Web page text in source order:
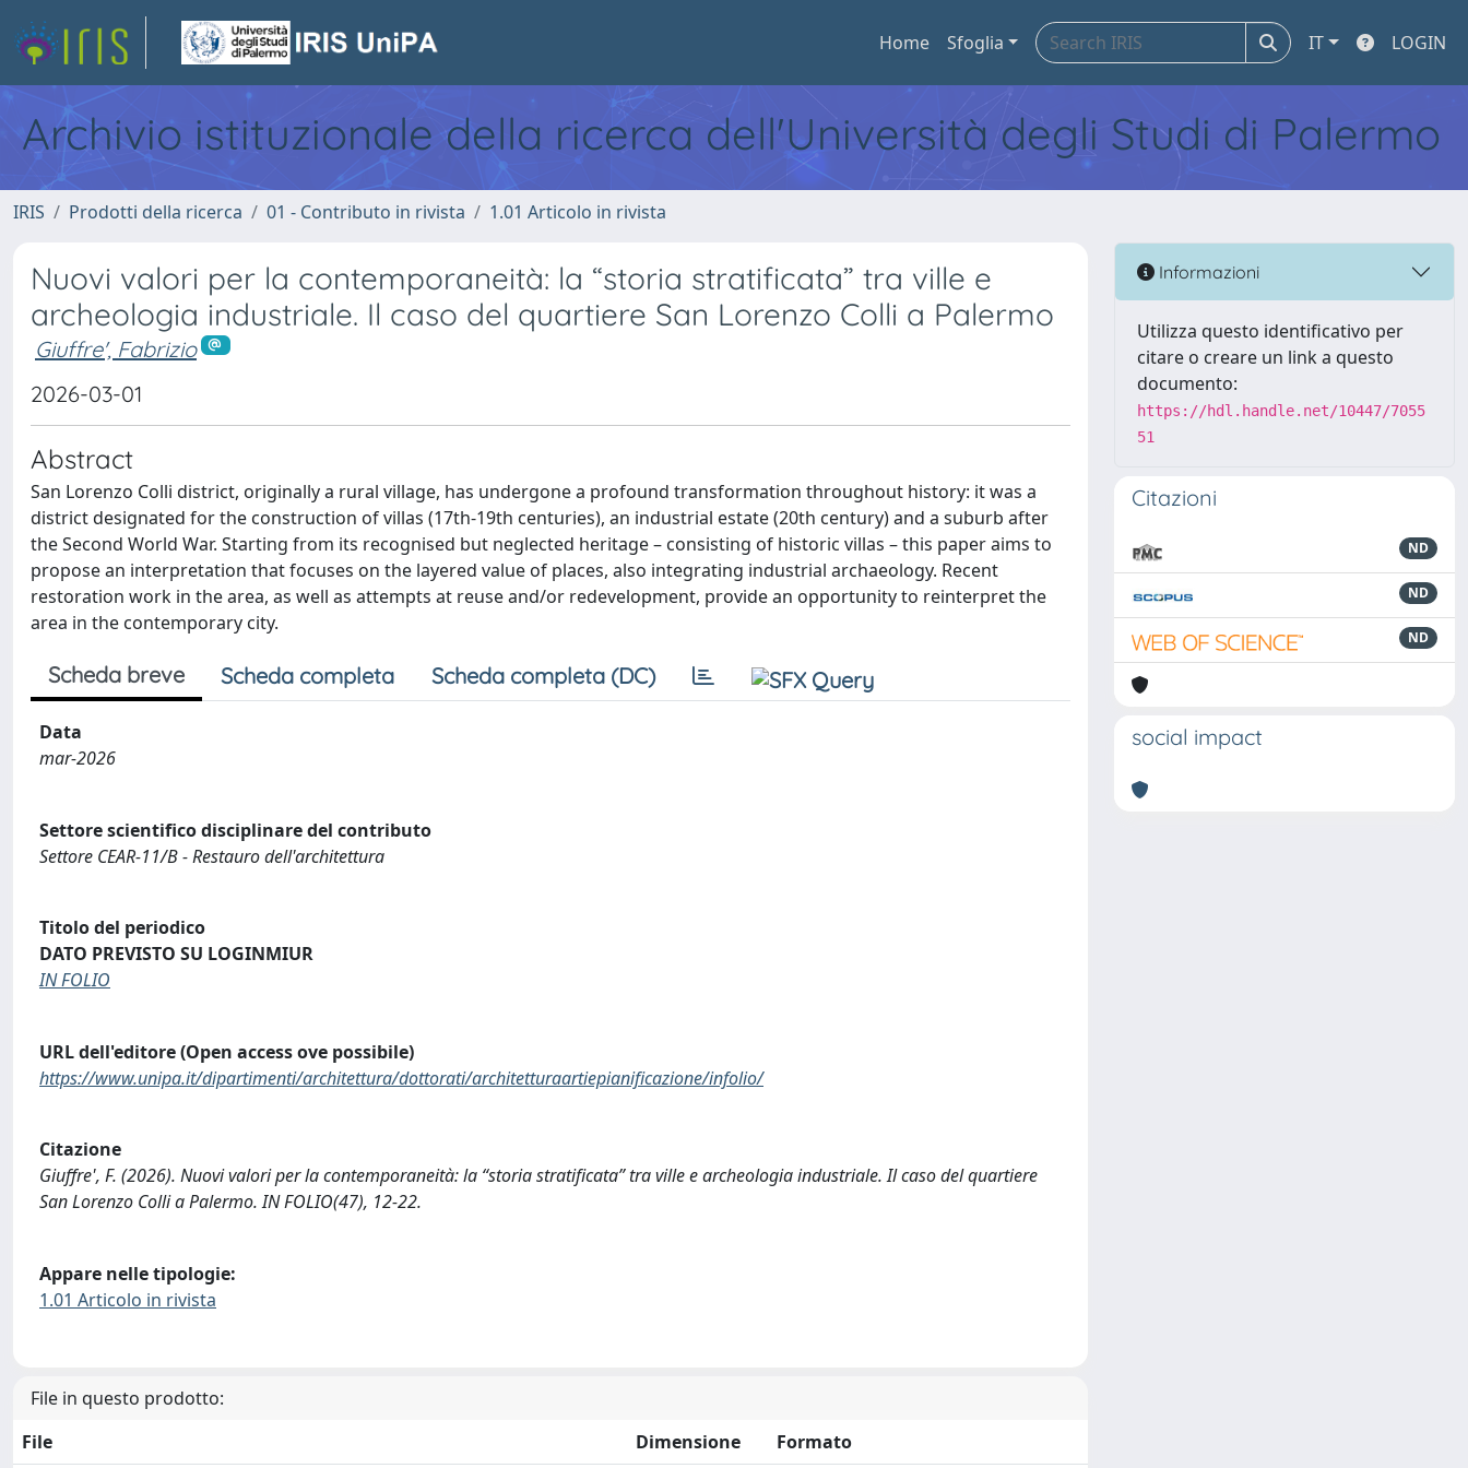
Home Sfoglia IT LOGIN
Archivio istituzionale della ricerca dell'Università degli Studi di Palermo
IRIS Prodotti della ricerca 01 - Contributo in rivista 1.01 Articolo in rivista
Nuovi valori per la contemporaneità: la “storia stratificata” tra ville e
archeologia industriale. Il caso del quartiere San Lorenzo Colli a Palermo
Giuffre', Fabrizio
2026-03-01
Abstract
San Lorenzo Colli district, originally a rural village, has undergone a profound transformation throughout history: it was a
district designated for the construction of villas (17th-19th centuries), an industrial estate (20th century) and a suburb after
the Second World War. Starting from its recognised but neglected heritage – consisting of historic villas – this paper aims to
propose an interpretation that focuses on the layered value of places, also integrating industrial archaeology. Recent
restoration work in the area, as well as attempts at reuse and/or redevelopment, provide an opportunity to reinterpret the
area in the contemporary city.
Scheda breve Scheda completa Scheda completa (DC)
Data
mar-2026
Settore scientifico disciplinare del contributo
Settore CEAR-11/B - Restauro dell'architettura
Titolo del periodico
DATO PREVISTO SU LOGINMIUR
IN FOLIO
URL dell'editore (Open access ove possibile)
https://www.unipa.it/dipartimenti/architettura/dottorati/architetturaartiepianificazione/infolio/
Citazione
Giuffre', F. (2026). Nuovi valori per la contemporaneità: la “storia stratificata” tra ville e archeologia industriale. Il caso del quartiere
San Lorenzo Colli a Palermo. IN FOLIO(47), 12-22.
Appare nelle tipologie:
1.01 Articolo in rivista
File in questo prodotto:
File
Dimensione Formato
Informazioni
Utilizza questo identificativo per
citare o creare un link a questo
documento:
https://hdl.handle.net/10447/7055
51
Citazioni
ND
ND
ND
social impact